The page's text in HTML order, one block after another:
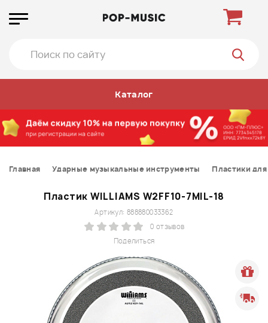
Каталог
Главная Ударные музыкальные инструменты Пластики
Пластик WILLIAMS W2FF10-7MIL-18
Поделиться
Артикул: 888880033362
0 отзывов